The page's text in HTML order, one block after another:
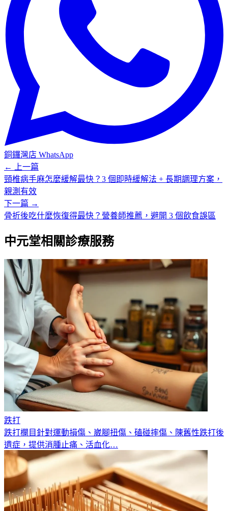
銅鑼灣店 WhatsApp
← 上一篇
頸椎病手麻怎麼緩解最快？3 個即時緩解法 + 長期調理方案，
親測有效
下一篇 →
骨折後吃什麼恢復得最快？營養師推薦，避開 3 個飲食誤區
中元堂相關診療服務
跌打
跌打欄目針對運動損傷、崴腳扭傷、磕碰摔傷、陳舊性跌打後
遺症，提供消腫止痛、活血化…